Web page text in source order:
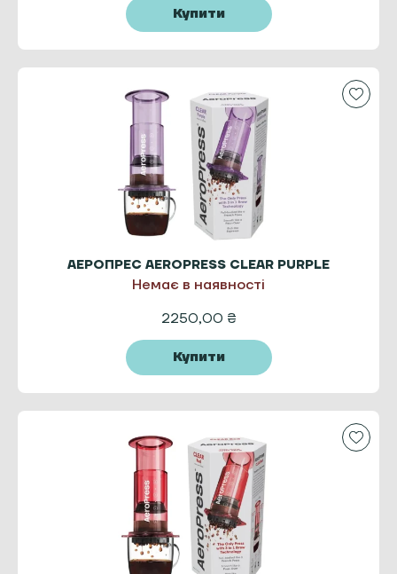
Купити
АЕРОПРЕС AEROPRESS CLEAR PURPLE
Немає в наявності
2250,00 ₴
Купити